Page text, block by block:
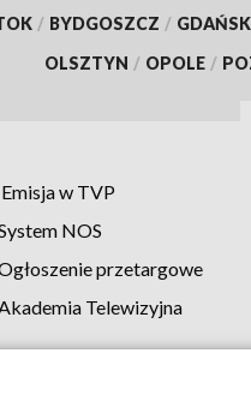
/ BYDGOSZCZ / GDAŃSK
OLSZTYN / OPOLE /
Emisja w TVP
NOS
przetargowe
Telewizyjna